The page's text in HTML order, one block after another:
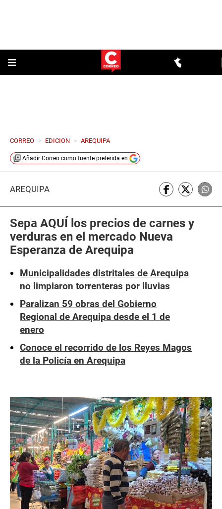
CORREO > EDICION > AREQUIPA
Añadir Correo como fuente preferida en
AREQUIPA
Sepa AQUÍ los precios de carnes y
verduras en el mercado Nueva
Esperanza de Arequipa
Municipalidades distritales de Arequipa
no limpiaron torrenteras por lluvias
Paralizan 59 obras del Gobierno
Regional de Arequipa desde el 1 de
enero
Conoce el recorrido de los Reyes Magos
de la Policía en Arequipa